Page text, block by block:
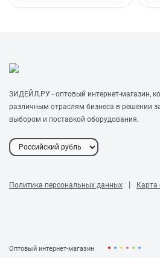
ЗИДЕЙЛ.РУ - оптовый интернет-магазин,
различным отраслям бизнеса в решении
выбором и поставкой оборудования.
Политика персональных данных | Карта
Оптовый интернет-магазин